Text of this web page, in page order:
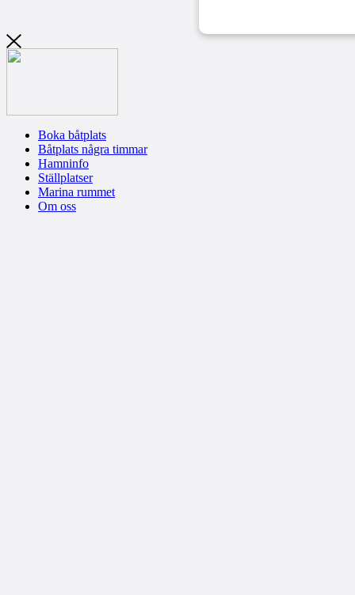
Boka båtplats
Båtplats några timmar
Hamninfo
Ställplatser
Marina rummet
Om oss